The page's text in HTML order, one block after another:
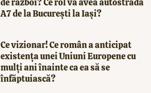
A7 de la București la Iași?
Ce vizionar! Ce român a anticipat
existența unei Uniuni Europene cu
mulți ani înainte ca ea să se
înfăptuiască?